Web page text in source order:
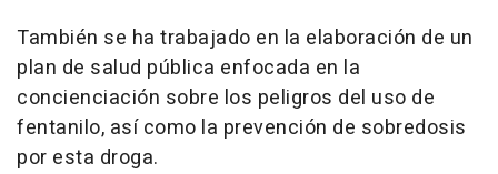
También se ha trabajado en la elaboración de un
plan de salud pública enfocada en la
concienciación sobre los peligros del uso de
fentanilo, así como la prevención de sobredosis
por esta droga.